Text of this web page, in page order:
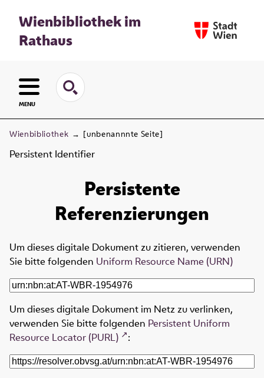
Wienbibliothek im
Rathaus
MENU
Wienbibliothek → [unbenannnte Seite]
Persistent Identifier
Persistente
Referenzierungen
Um dieses digitale Dokument zu zitieren, verwenden
Sie bitte folgenden Uniform Resource Name (URN)
Um dieses digitale Dokument im Netz zu verlinken,
verwenden Sie bitte folgenden Persistent Uniform
Resource Locator (PURL)
: